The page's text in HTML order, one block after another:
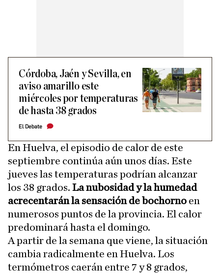
Córdoba, Jaén y Sevilla, en
aviso amarillo este
miércoles por temperaturas
de hasta 38 grados
El Debate
En Huelva, el episodio de calor de este
septiembre continúa aún unos días. Este
jueves las temperaturas podrían alcanzar
los 38 grados. La nubosidad y la humedad
acrecentarán la sensación de bochorno en
numerosos puntos de la provincia. El calor
predominará hasta el domingo.
A partir de la semana que viene, la situación
cambia radicalmente en Huelva. Los
termómetros caerán entre 7 y 8 grados,